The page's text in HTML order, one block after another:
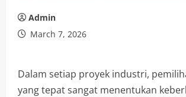
Admin
March 7, 2026
Dalam setiap proyek industri,
yang tepat sangat menentukan